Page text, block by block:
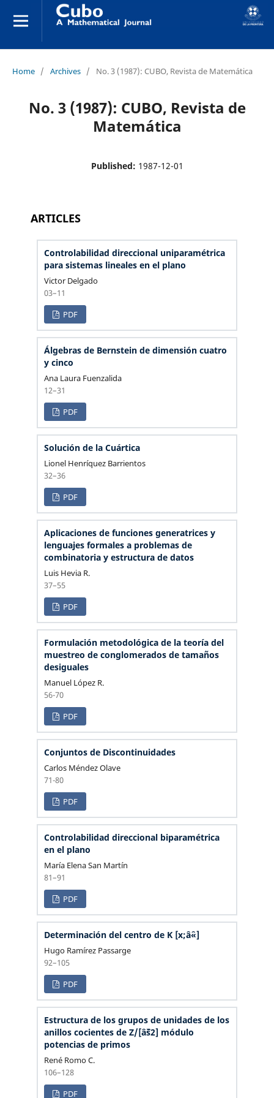
Home / Archives / No. 3 (1987): CUBO, Revista de Matemática
No. 3 (1987): CUBO, Revista de
Matemática
Published: 1987-12-01
ARTICLES
Controlabilidad direccional uniparamétrica
para sistemas lineales en el plano
Victor Delgado
03–11
PDF
Álgebras de Bernstein de dimensión cuatro
y cinco
Ana Laura Fuenzalida
12–31
PDF
Solución de la Cuártica
Lionel Henríquez Barrientos
32–36
PDF
Aplicaciones de funciones generatrices y
lenguajes formales a problemas de
combinatoria y estructura de datos
Luis Hevia R.
37–55
PDF
Formulación metodológica de la teoría del
muestreo de conglomerados de tamaños
desiguales
Manuel López R.
56-70
PDF
Conjuntos de Discontinuidades
Carlos Méndez Olave
71-80
PDF
Controlabilidad direccional biparamétrica
en el plano
María Elena San Martín
81–91
PDF
Determinación del centro de K [x;âˆ«]
Hugo Ramírez Passarge
92–105
PDF
Estructura de los grupos de unidades de los
anillos cocientes de Z/[âˆš2] módulo
potencias de primos
René Romo C.
106–128
PDF